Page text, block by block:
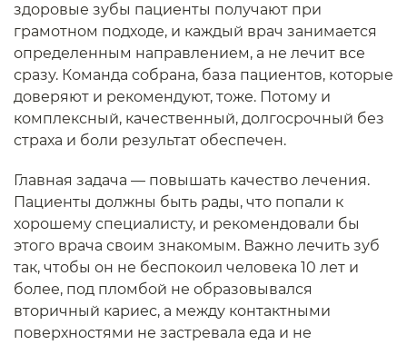
здоровые зубы пациенты получают при
грамотном подходе, и каждый врач занимается
определенным направлением, а не лечит все
сразу. Команда собрана, база пациентов, которые
доверяют и рекомендуют, тоже. Потому и
комплексный, качественный, долгосрочный без
страха и боли результат обеспечен.
Главная задача — повышать качество лечения.
Пациенты должны быть рады, что попали к
хорошему специалисту, и рекомендовали бы
этого врача своим знакомым. Важно лечить зуб
так, чтобы он не беспокоил человека 10 лет и
более, под пломбой не образовывался
вторичный кариес, а между контактными
поверхностями не застревала еда и не